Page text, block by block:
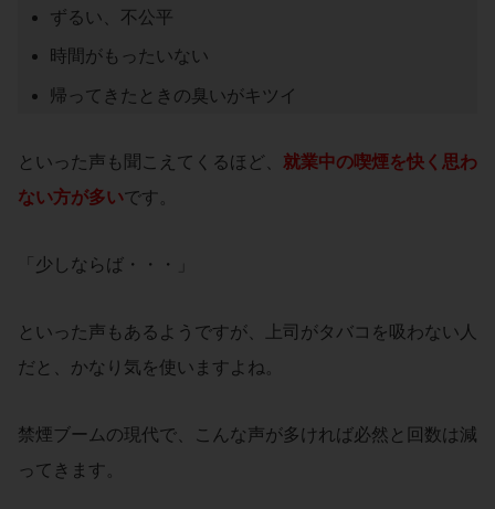
ずるい、不公平
時間がもったいない
帰ってきたときの臭いがキツイ
といった声も聞こえてくるほど、 就業中の喫煙を快く思わ
ない方が多いです。
「少しならば・・・」
といった声もあるようですが、上司がタバコを吸わない人
だと、かなり気を使いますよね。
禁煙ブームの現代で、こんな声が多ければ必然と回数は減
ってきます。